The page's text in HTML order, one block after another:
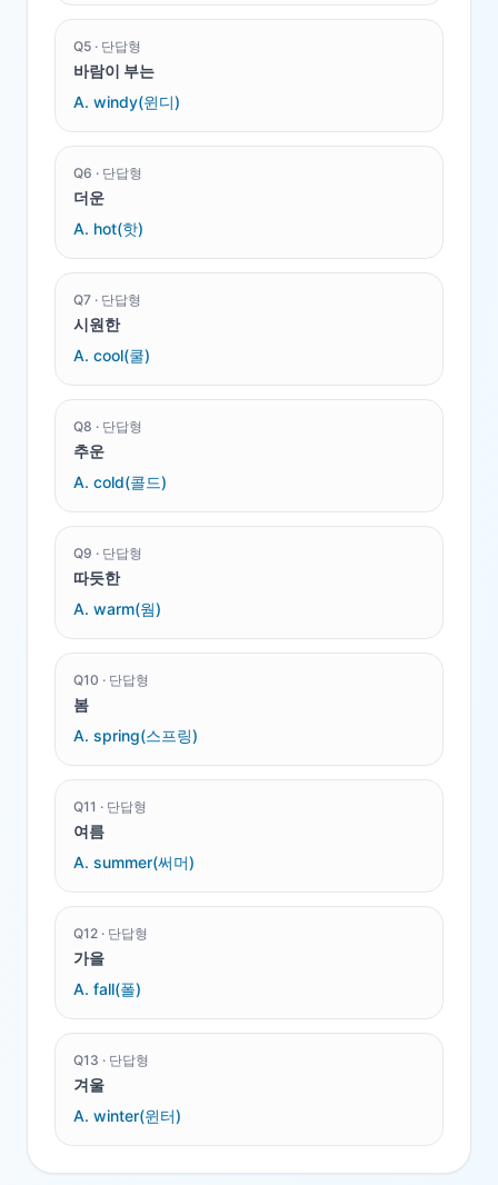
Q5 · 단답형
바람이 부는
A. windy(윈디)
Q6 · 단답형
더운
A. hot(핫)
Q7 · 단답형
시원한
A. cool(쿨)
Q8 · 단답형
추운
A. cold(콜드)
Q9 · 단답형
따듯한
A. warm(웜)
Q10 · 단답형
봄
A. spring(스프링)
Q11 · 단답형
여름
A. summer(써머)
Q12 · 단답형
가을
A. fall(폴)
Q13 · 단답형
겨울
A. winter(윈터)